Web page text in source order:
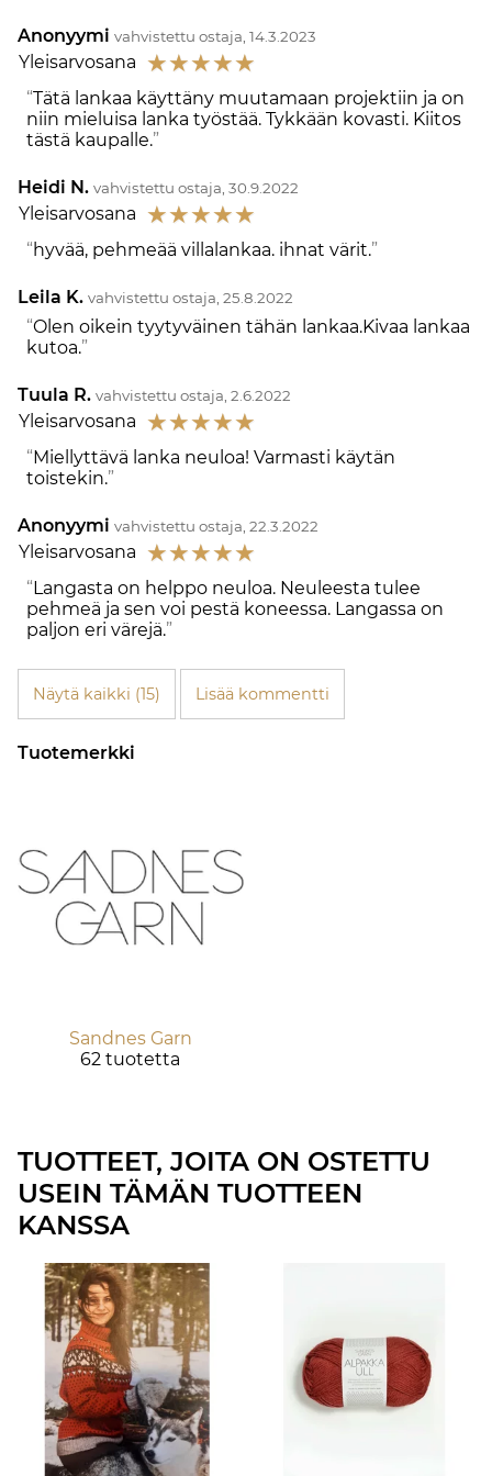
Anonyymi vahvistettu ostaja, 14.3.2023
Yleisarvosana ☆☆☆☆☆
Tätä lankaa käyttäny muutamaan projektiin ja on
niin mieluisa lanka työstää. Tykkään kovasti. Kiitos
tästä kaupalle.
Heidi N. vahvistettu ostaja, 30.9.2022
Yleisarvosana ☆☆☆☆☆
hyvää, pehmeää villalankaa. ihnat värit.
Leila K. vahvistettu ostaja, 25.8.2022
Olen oikein tyytyväinen tähän lankaa.Kivaa lankaa
kutoa.
Tuula R. vahvistettu ostaja, 2.6.2022
Yleisarvosana ☆☆☆☆☆
Miellyttävä lanka neuloa! Varmasti käytän
toistekin.
Anonyymi vahvistettu ostaja, 22.3.2022
Yleisarvosana ☆☆☆☆☆
Langasta on helppo neuloa. Neuleesta tulee
pehmeä ja sen voi pestä koneessa. Langassa on
paljon eri värejä.
Näytä kaikki (15) Lisää kommentti
Tuotemerkki
Sandnes Garn
62 tuotetta
TUOTTEET, JOITA ON OSTETTU
USEIN TÄMÄN TUOTTEEN
KANSSA